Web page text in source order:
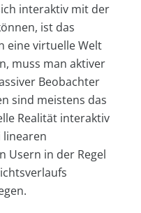
interaktiv mit der
ist das
eine virtuelle Welt
muss man aktiver
Beobachter
sind meistens das
Realität interaktiv
linearen
Usern in der Regel